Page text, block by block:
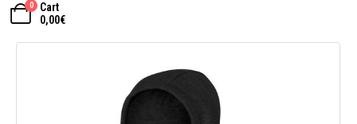
0
Cart
0,00€